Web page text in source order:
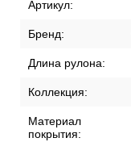
Артикул:
Бренд:
Длина рулона:
Коллекция:
Материал
покрытия: